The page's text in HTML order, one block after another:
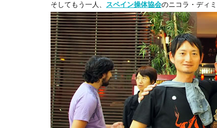
そしてもう一人、 スペイン操体協会のニコラ・ディ